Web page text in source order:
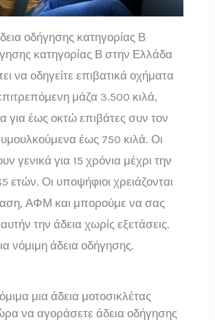
οδήγησης κατηγορίας Β
κατηγορίας Β στην Ελλάδα
να οδηγείτε επιβατικά οχήματα
μάζα 3.500 κιλά,
για έως οκτώ επιβάτες συν τον
έως 750 κιλά. Οι
γενικά για 15 χρόνια μέχρι την
ετών. Οι υποψήφιοι χρειάζονται
ΑΦΜ και μπορούμε να σας
την άδεια χωρίς εξετάσεις.
νόμιμη άδεια οδήγησης.
μια άδεια μοτοσικλέτας
να αγοράσετε άδεια οδήγησης